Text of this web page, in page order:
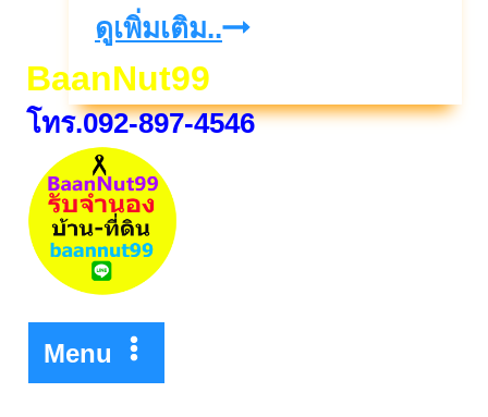
BaanNut99
โทร.092-897-4546
Menu
ดูเพิ่มเติม..โครงการ
เชื่อ